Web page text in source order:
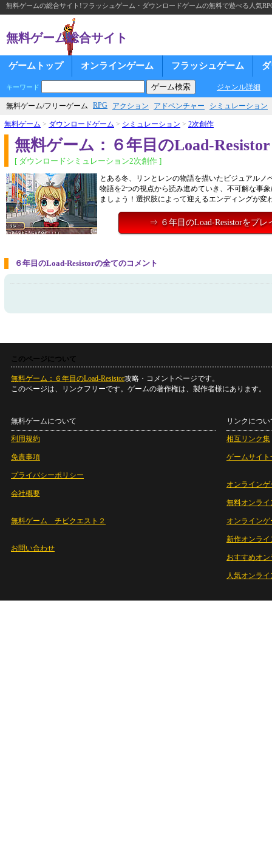
無料ゲームの総合サイト!フラッシュゲーム・ダウンロードゲームの無料で遊べる人気
無料ゲーム総合サイト
ゲームトップ オンラインゲーム フラッシュゲーム
キーワード ジャンル詳細
無料ゲーム/フリーゲーム RPG アクション アドベンチャー シミュレーション
無料ゲーム > ダウンロードゲーム > シミュレーション > 2次創作
無料ゲーム：６年目のLoad-Resistor
[ ダウンロードシミュレーション2次創作 ]
とある冬、リンとレンの物語を描いたビジュアルノ
物語を2つの視点から読み進めていき、不可解な事
ましょう！選択肢によって迎えるエンディングが変
⇒ ６年目のLoad-Resistorをプレ
６年目のLoad-Resistorの全てのコメント
このページについて
無料ゲーム：６年目のLoad-Resistor攻略・コメントページです。
このページは、リンクフリーです。ゲームの著作権は、製作者様にあります。
無料ゲームについて
利用規約
免責事項
プライバシーポリシー
会社概要
無料ゲーム チビクエスト２
お問い合わせ
リンクについ
相互リンク集
ゲームサイト
オンラインゲ
無料オンライ
オンライン
新作オンライ
おすすめオ
人気オンラ